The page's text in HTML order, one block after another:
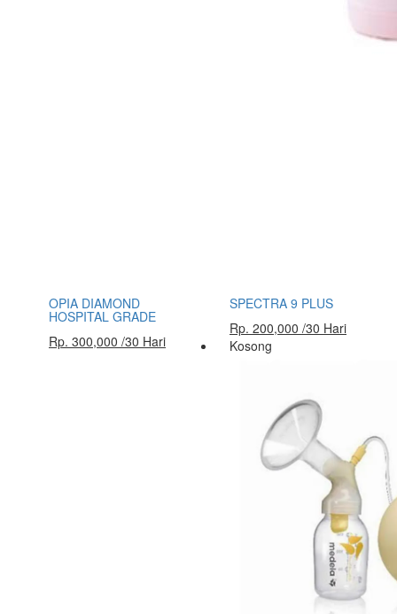
OPIA DIAMOND
HOSPITAL GRADE
Rp. 300,000 /30 Hari
SPECTRA 9 PLUS
Rp. 200,000 /30 Hari
Kosong